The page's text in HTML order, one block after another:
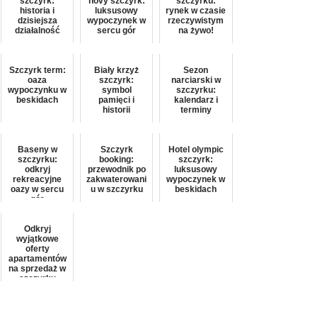
historia i
dzisiejsza
działalność
luksusowy
wypoczynek w
sercu gór
rynek w czasie
rzeczywistym
na żywo!
Szczyrk term:
oaza
wypoczynku w
beskidach
Biały krzyż
szczyrk:
symbol
pamięci i
historii
Sezon
narciarski w
szczyrku:
kalendarz i
terminy
Baseny w
szczyrku:
odkryj
rekreacyjne
oazy w sercu
gór
Szczyrk
booking:
przewodnik po
zakwaterowani
u w szczyrku
Hotel olympic
szczyrk:
luksusowy
wypoczynek w
beskidach
Odkryj
wyjątkowe
oferty
apartamentów
na sprzedaż w
szczyrku